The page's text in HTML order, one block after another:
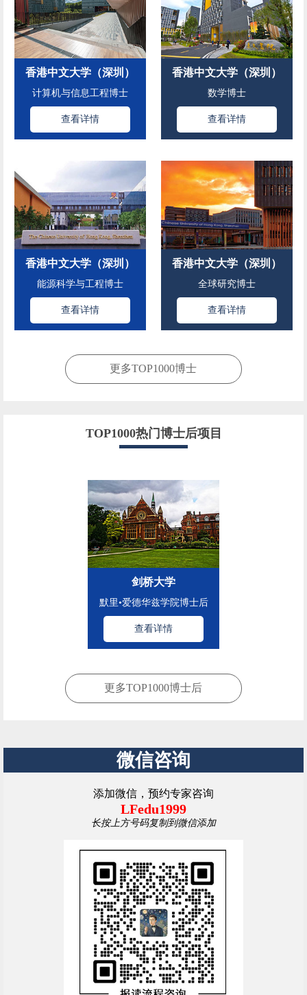
香港中文大学（深圳）
计算机与信息工程博士
查看详情
香港中文大学（深圳）
数学博士
查看详情
香港中文大学（深圳）
能源科学与工程博士
查看详情
香港中文大学（深圳）
全球研究博士
查看详情
更多TOP1000博士
TOP1000热门博士后项目
剑桥大学
默里•爱德华兹学院博士后
查看详情
更多TOP1000博士后
微信咨询
添加微信，预约专家咨询
LFedu1999
长按上方号码复制到微信添加